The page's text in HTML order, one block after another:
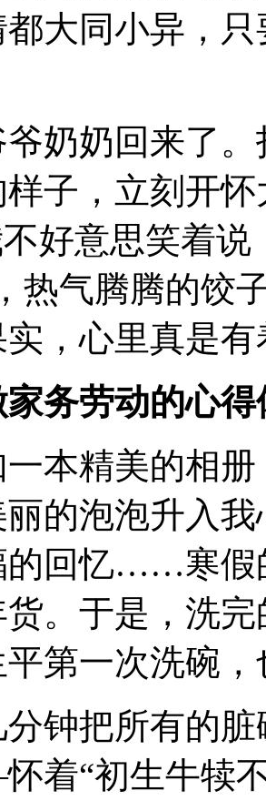
大同小异，
奶奶回来了
子，立刻开
好意思笑着
热气腾腾的饺
，心里真是
务劳动的心得
一本精美的相
丽的泡泡升入
的回忆……寒假
货。于是，洗
第一次洗碗
钟把所有的
着“初生牛犊